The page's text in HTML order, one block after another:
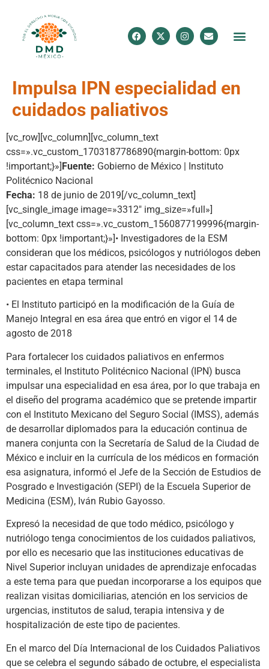
Impulsa IPN especialidad en
cuidados paliativos
[vc_row][vc_column][vc_column_text
css=».vc_custom_1703187786890{margin-bottom: 0px
!important;}»]Fuente: Gobierno de México | Instituto
Politécnico Nacional
Fecha: 18 de junio de 2019[/vc_column_text]
[vc_single_image image=»3312″ img_size=»full»]
[vc_column_text css=».vc_custom_1560877199996{margin-
bottom: 0px !important;}»]• Investigadores de la ESM
consideran que los médicos, psicólogos y nutriólogos deben
estar capacitados para atender las necesidades de los
pacientes en etapa terminal
• El Instituto participó en la modificación de la Guía de
Manejo Integral en esa área que entró en vigor el 14 de
agosto de 2018
Para fortalecer los cuidados paliativos en enfermos
terminales, el Instituto Politécnico Nacional (IPN) busca
impulsar una especialidad en esa área, por lo que trabaja en
el diseño del programa académico que se pretende impartir
con el Instituto Mexicano del Seguro Social (IMSS), además
de desarrollar diplomados para la educación continua de
manera conjunta con la Secretaría de Salud de la Ciudad de
México e incluir en la currícula de los médicos en formación
esa asignatura, informó el Jefe de la Sección de Estudios de
Posgrado e Investigación (SEPI) de la Escuela Superior de
Medicina (ESM), Iván Rubio Gayosso.
Expresó la necesidad de que todo médico, psicólogo y
nutriólogo tenga conocimientos de los cuidados paliativos,
por ello es necesario que las instituciones educativas de
Nivel Superior incluyan unidades de aprendizaje enfocadas
a este tema para que puedan incorporarse a los equipos que
realizan visitas domiciliarias, atención en los servicios de
urgencias, institutos de salud, terapia intensiva y de
hospitalización de este tipo de pacientes.
En el marco del Día Internacional de los Cuidados Paliativos
que se celebra el segundo sábado de octubre, el especialista